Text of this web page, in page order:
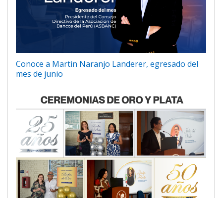
Conoce a Martin Naranjo Landerer, egresado del
mes de junio